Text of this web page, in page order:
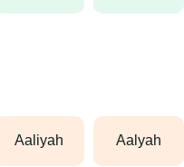
aaliyah aalyah